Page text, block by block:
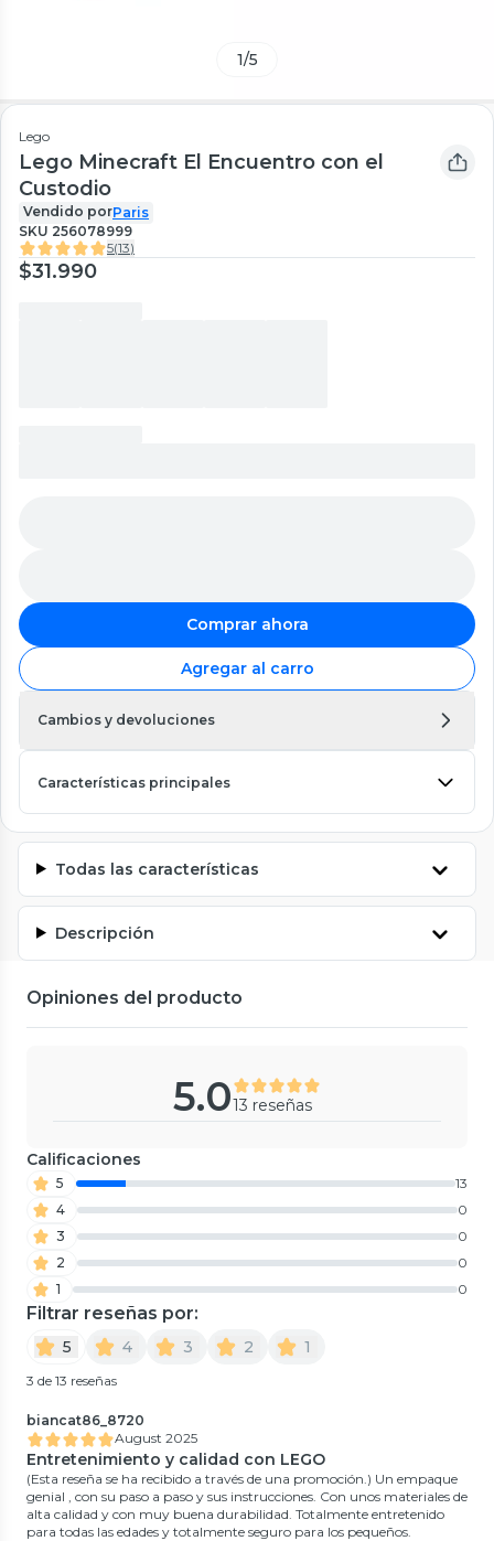
1/5
Lego
Lego Minecraft El Encuentro con el
Custodio
Vendido porParis
SKU 256078999
5(13)
$31.990
Comprar ahora
Agregar al carro
Cambios y devoluciones
Características principales
Todas las características
Descripción
Opiniones del producto
5.013 reseñas
Calificaciones
5
13
4
0
3
0
2
0
1
0
Filtrar reseñas por:
5 4 3 2 1
3 de 13 reseñas
biancat86_8720
August 2025
Entretenimiento y calidad con LEGO
(Esta reseña se ha recibido a través de una promoción.) Un empaque
genial , con su paso a paso y sus instrucciones. Con unos materiales de
alta calidad y con muy buena durabilidad. Totalmente entretenido
para todas las edades y totalmente seguro para los pequeños.